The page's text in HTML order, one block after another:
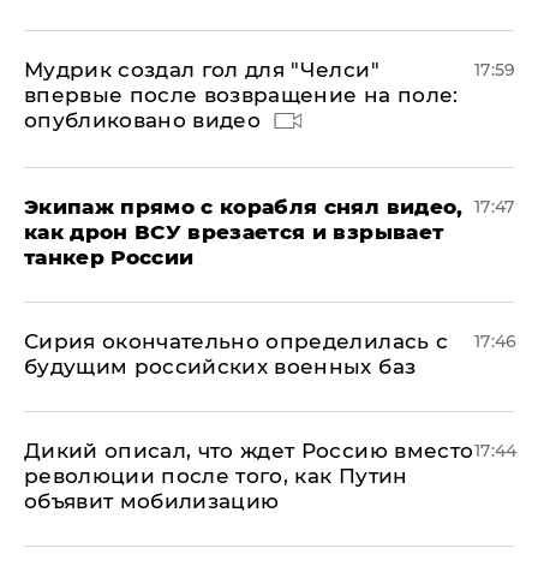
Мудрик создал гол для "Челси"
впервые после возвращение на поле:
опубликовано видео
17:59
Экипаж прямо с корабля снял видео,
как дрон ВСУ врезается и взрывает
танкер России
17:47
Сирия окончательно определилась с
будущим российских военных баз
17:46
Дикий описал, что ждет Россию вместо
революции после того, как Путин
объявит мобилизацию
17:44